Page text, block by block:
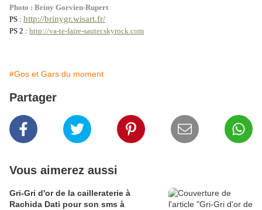
Photo : Briny Gorvien-Rupert
PS : http://brinygr.wisart.fr/
PS 2 : http://va-te-faire-sauter.skyrock.com
#Gos et Gars du moment
Partager
Vous aimerez aussi
Gri-Gri d'or de la cailleraterie à
Rachida Dati pour son sms à